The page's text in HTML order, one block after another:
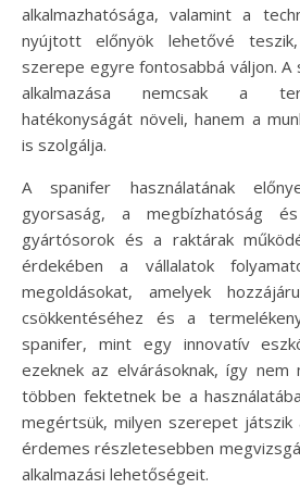
alkalmazhatósága, valamint a
nyújtott előnyök lehetővé
szerepe egyre fontosabbá váljon. A
alkalmazása nemcsak a
hatékonyságát növeli, hanem a
is szolgálja.
A spanifer használatának
gyorsaság, a megbízhatóság
gyártósorok és a raktárak
érdekében a vállalatok
megoldásokat, amelyek
csökkentéséhez és a
spanifer, mint egy innovatív
ezeknek az elvárásoknak, így
többen fektetnek be a
megértsük, milyen szerepet játszik
érdemes részletesebben
alkalmazási lehetőségeit.